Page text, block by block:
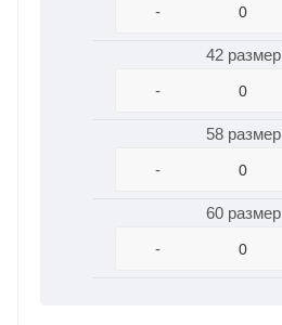
-
42 размер
-
58 размер
-
60 размер
-